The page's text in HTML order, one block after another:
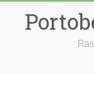
content